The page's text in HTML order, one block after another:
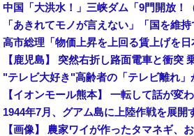
"テレビ大好き"高齢者の「テレビ離れ」
1944年7月、グアム島に上陸作戦を展開